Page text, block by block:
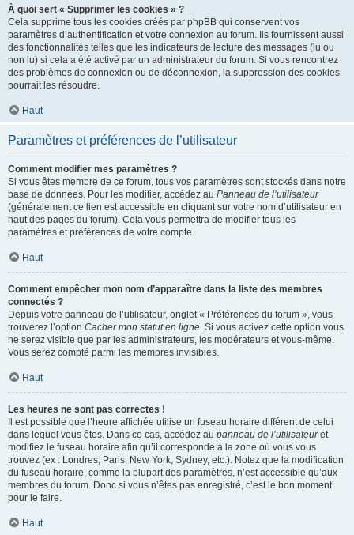
À quoi sert « Supprimer les cookies » ?
Cela supprime tous les cookies créés par phpBB qui conservent vos
paramètres d’authentification et votre connexion au forum. Ils fournissent aussi
des fonctionnalités telles que les indicateurs de lecture des messages (lu ou
non lu) si cela a été activé par un administrateur du forum. Si vous rencontrez
des problèmes de connexion ou de déconnexion, la suppression des cookies
pourrait les résoudre.
Haut
Paramètres et préférences de l’utilisateur
Comment modifier mes paramètres ?
Si vous êtes membre de ce forum, tous vos paramètres sont stockés dans notre
base de données. Pour les modifier, accédez au Panneau de l’utilisateur
(généralement ce lien est accessible en cliquant sur votre nom d’utilisateur en
haut des pages du forum). Cela vous permettra de modifier tous les
paramètres et préférences de votre compte.
Haut
Comment empêcher mon nom d’apparaître dans la liste des membres
connectés ?
Depuis votre panneau de l’utilisateur, onglet « Préférences du forum », vous
trouverez l’option Cacher mon statut en ligne. Si vous activez cette option vous
ne serez visible que par les administrateurs, les modérateurs et vous-même.
Vous serez compté parmi les membres invisibles.
Haut
Les heures ne sont pas correctes !
Il est possible que l’heure affichée utilise un fuseau horaire différent de celui
dans lequel vous êtes. Dans ce cas, accédez au panneau de l’utilisateuret
modifiez le fuseau horaire afin qu’il corresponde à la zone où vous vous
trouvez (ex : Londres, Paris, New York, Sydney, etc.). Notez que la modification
du fuseau horaire, comme la plupart des paramètres, n’est accessible qu’aux
membres du forum. Donc si vous n’êtes pas enregistré, c’est le bon moment
pour le faire.
Haut